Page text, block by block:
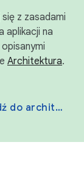
z zasadami
aplikacji na
Architektura.
Przejdź do architektury